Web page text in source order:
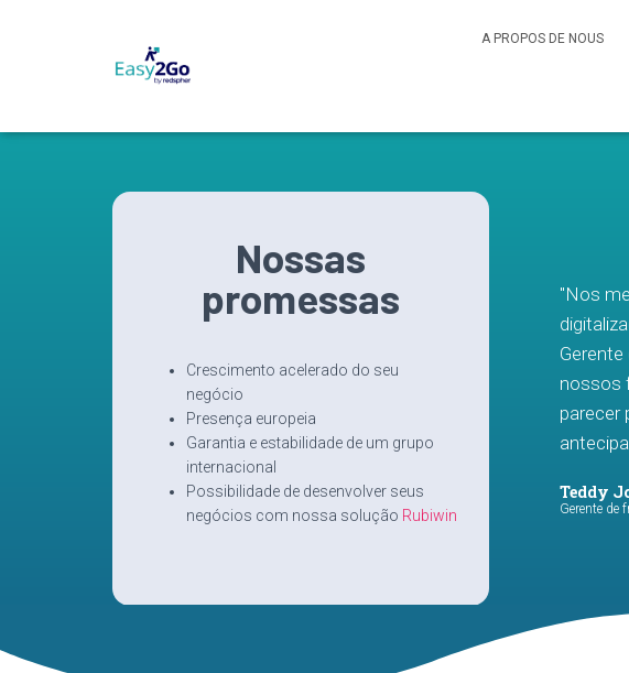
A PROPOS DE NOUS
Nossas
promessas
Crescimento acelerado do seu
negócio
Presença europeia
Garantia e estabilidade de um grupo
internacional
Possibilidade de desenvolver seus
negócios com nossa solução Rubiwin
"Nos
nossos
parecer
Teddy
Gerente de